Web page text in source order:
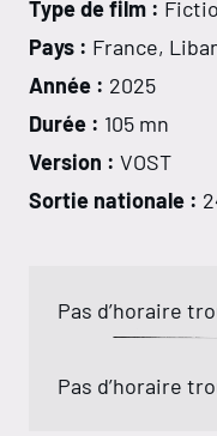
Type de film :
Pays : France,
Année : 2025
Durée : 105 mn
Version : VOST
Sortie nationale :
Pas d’horaire
Pas d’horaire